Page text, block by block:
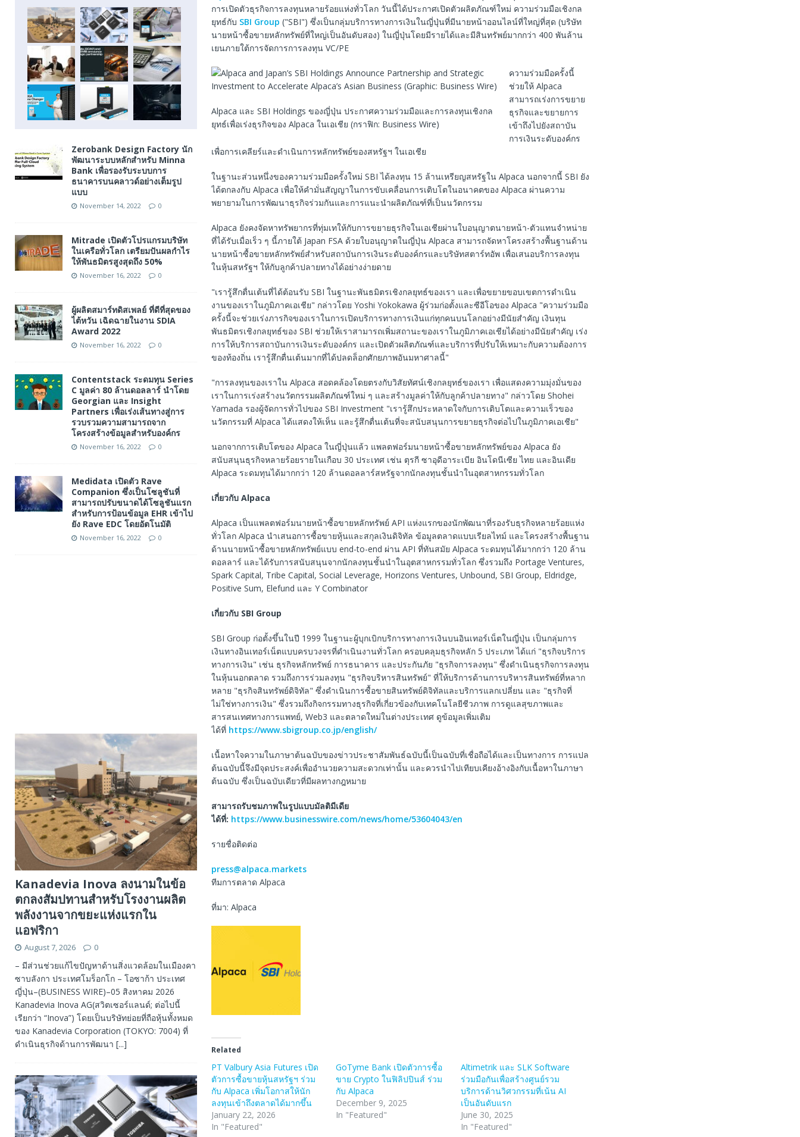
การเปิดตัวธุรกิจการลงทุนหลายร้อยแห่งทั่วโลก วันนี้ได้ประกาศเปิดตัวผลิตภัณฑ์ใหม่ ความร่วมมือเชิงกล
ยุทธ์กับ SBI Group ("SBI") ซึ่งเป็นกลุ่มบริการทางการเงินในญี่ปุ่นที่มีนายหน้าออนไลน์ที่ใหญ่ที่สุด (บริษัท
นายหน้าซื้อขายหลักทรัพย์ที่ใหญ่เป็นอันดับสอง) ในญี่ปุ่นโดยมีรายได้และมีสินทรัพย์มากกว่า 400 พันล้าน
เยนภายใต้การจัดการการลงทุน VC/PE
Alpaca และ SBI Holdings ของญี่ปุ่น ประกาศความร่วมมือและการลงทุนเชิงกล
ยุทธ์เพื่อเร่งธุรกิจของ Alpaca ในเอเชีย (กราฟิก: Business Wire)
ความร่วมมือครั้งนี้
ช่วยให้ Alpaca
สามารถเร่งการขยาย
ธุรกิจและขยายการ
เข้าถึงไปยังสถาบัน
การเงินระดับองค์กร
เพื่อการเคลียร์และดำเนินการหลักทรัพย์ของสหรัฐฯ ในเอเชีย
ในฐานะส่วนหนึ่งของความร่วมมือครั้งใหม่ SBI ได้ลงทุน 15 ล้านเหรียญสหรัฐใน Alpaca นอกจากนี้ SBI ยัง
ได้ตกลงกับ Alpaca เพื่อให้คำมั่นสัญญาในการขับเคลื่อนการเติบโตในอนาคตของ Alpaca ผ่านความ
พยายามในการพัฒนาธุรกิจร่วมกันและการแนะนำผลิตภัณฑ์ที่เป็นนวัตกรรม
Alpaca ยังคงจัดหาทรัพยากรที่ทุ่มเทให้กับการขยายธุรกิจในเอเชียผ่านใบอนุญาตนายหน้า-ตัวแทนจำหน่าย
ที่ได้รับเมื่อเร็ว ๆ นี้ภายใต้ Japan FSA ด้วยใบอนุญาตในญี่ปุ่น Alpaca สามารถจัดหาโครงสร้างพื้นฐานด้าน
นายหน้าซื้อขายหลักทรัพย์สำหรับสถาบันการเงินระดับองค์กรและบริษัทสตาร์ทอัพ เพื่อเสนอบริการลงทุน
ในหุ้นสหรัฐฯ ให้กับลูกค้าปลายทางได้อย่างง่ายดาย
"เรารู้สึกตื่นเต้นที่ได้ต้อนรับ SBI ในฐานะพันธมิตรเชิงกลยุทธ์ของเรา และเพื่อขยายขอบเขตการดำเนิน
งานของเราในภูมิภาคเอเชีย" กล่าวโดย Yoshi Yokokawa ผู้ร่วมก่อตั้งและซีอีโอของ Alpaca "ความร่วมมือ
ครั้งนี้จะช่วยเร่งภารกิจของเราในการเปิดบริการทางการเงินแก่ทุกคนบนโลกอย่างมีนัยสำคัญ เงินทุน
พันธมิตรเชิงกลยุทธ์ของ SBI ช่วยให้เราสามารถเพิ่มสถานะของเราในภูมิภาคเอเชียได้อย่างมีนัยสำคัญ เร่ง
การให้บริการสถาบันการเงินระดับองค์กร และเปิดตัวผลิตภัณฑ์และบริการที่ปรับให้เหมาะกับความต้องการ
ของท้องถิ่น เรารู้สึกตื่นเต้นมากที่ได้ปลดล็อกศักยภาพอันมหาศาลนี้"
"การลงทุนของเราใน Alpaca สอดคล้องโดยตรงกับวิสัยทัศน์เชิงกลยุทธ์ของเรา เพื่อแสดงความมุ่งมั่นของ
เราในการเร่งสร้างนวัตกรรมผลิตภัณฑ์ใหม่ ๆ และสร้างมูลค่าให้กับลูกค้าปลายทาง" กล่าวโดย Shohei
Yamada รองผู้จัดการทั่วไปของ SBI Investment "เรารู้สึกประหลาดใจกับการเติบโตและความเร็วของ
นวัตกรรมที่ Alpaca ได้แสดงให้เห็น และรู้สึกตื่นเต้นที่จะสนับสนุนการขยายธุรกิจต่อไปในภูมิภาคเอเชีย"
นอกจากการเติบโตของ Alpaca ในญี่ปุ่นแล้ว แพลตฟอร์มนายหน้าซื้อขายหลักทรัพย์ของ Alpaca ยัง
สนับสนุนธุรกิจหลายร้อยรายในเกือบ 30 ประเทศ เช่น ตุรกี ซาอุดีอาระเบีย อินโดนีเซีย ไทย และอินเดีย
Alpaca ระดมทุนได้มากกว่า 120 ล้านดอลลาร์สหรัฐจากนักลงทุนชั้นนำในอุตสาหกรรมทั่วโลก
เกี่ยวกับAlpaca
Alpaca เป็นแพลตฟอร์มนายหน้าซื้อขายหลักทรัพย์ API แห่งแรกของนักพัฒนาที่รองรับธุรกิจหลายร้อยแห่ง
ทั่วโลก Alpaca นำเสนอการซื้อขายหุ้นและสกุลเงินดิจิทัล ข้อมูลตลาดแบบเรียลไทม์ และโครงสร้างพื้นฐาน
ด้านนายหน้าซื้อขายหลักทรัพย์แบบ end-to-end ผ่าน API ที่ทันสมัย Alpaca ระดมทุนได้มากกว่า 120 ล้าน
ดอลลาร์ และได้รับการสนับสนุนจากนักลงทุนชั้นนำในอุตสาหกรรมทั่วโลก ซึ่งรวมถึง Portage Ventures,
Spark Capital, Tribe Capital, Social Leverage, Horizons Ventures, Unbound, SBI Group, Eldridge,
Positive Sum, Elefund และ Y Combinator
เกี่ยวกับSBI Group
SBI Group ก่อตั้งขึ้นในปี 1999 ในฐานะผู้บุกเบิกบริการทางการเงินบนอินเทอร์เน็ตในญี่ปุ่น เป็นกลุ่มการ
เงินทางอินเทอร์เน็ตแบบครบวงจรที่ดำเนินงานทั่วโลก ครอบคลุมธุรกิจหลัก 5 ประเภท ได้แก่ "ธุรกิจบริการ
ทางการเงิน" เช่น ธุรกิจหลักทรัพย์ การธนาคาร และประกันภัย "ธุรกิจการลงทุน" ซึ่งดำเนินธุรกิจการลงทุน
ในหุ้นนอกตลาด รวมถึงการร่วมลงทุน "ธุรกิจบริหารสินทรัพย์" ที่ให้บริการด้านการบริหารสินทรัพย์ที่หลาก
หลาย "ธุรกิจสินทรัพย์ดิจิทัล" ซึ่งดำเนินการซื้อขายสินทรัพย์ดิจิทัลและบริการแลกเปลี่ยน และ "ธุรกิจที่
ไม่ใช่ทางการเงิน" ซึ่งรวมถึงกิจกรรมทางธุรกิจที่เกี่ยวข้องกับเทคโนโลยีชีวภาพ การดูแลสุขภาพและ
สารสนเทศทางการแพทย์, Web3 และตลาดใหม่ในต่างประเทศ ดูข้อมูลเพิ่มเติม
ได้ที่ https://www.sbigroup.co.jp/english/
เนื้อหาใจความในภาษาต้นฉบับของข่าวประชาสัมพันธ์ฉบับนี้เป็นฉบับที่เชื่อถือได้และเป็นทางการ การแปล
ต้นฉบับนี้จึงมีจุดประสงค์เพื่ออำนวยความสะดวกเท่านั้น และควรนำไปเทียบเคียงอ้างอิงกับเนื้อหาในภาษา
ต้นฉบับ ซึ่งเป็นฉบับเดียวที่มีผลทางกฎหมาย
สามารถรับชมภาพในรูปแบบมัลติมีเดีย
ได้ที่: https://www.businesswire.com/news/home/53604043/en
รายชื่อติดต่อ
press@alpaca.markets
ทีมการตลาด Alpaca
ที่มา: Alpaca
Related
PT Valbury Asia Futures เปิด
ตัวการซื้อขายหุ้นสหรัฐฯ ร่วม
กับ Alpaca เพิ่มโอกาสให้นัก
ลงทุนเข้าถึงตลาดได้มากขึ้น
January 22, 2026
In "Featured"
GoTyme Bank เปิดตัวการซื้อ
ขาย Crypto ในฟิลิปปินส์ ร่วม
กับ Alpaca
December 9, 2025
In "Featured"
Altimetrik และ SLK Software
ร่วมมือกันเพื่อสร้างศูนย์รวม
บริการด้านวิศวกรรมที่เน้น AI
เป็นอันดับแรก
June 30, 2025
In "Featured"
Zerobank Design Factory นัก
พัฒนาระบบหลักสำหรับ Minna
Bank เพื่อรองรับระบบการ
ธนาคารบนคลาวด์อย่างเต็มรูป
แบบ
November 14, 2022 0
Mitrade เปิดตัวโปรแกรมบริษัท
ในเครือทั่วโลก เตรียมปันผลกำไร
ให้พันธมิตรสูงสุดถึง 50%
November 16, 2022 0
ผู้ผลิตสมาร์ทดิสเพลย์ ที่ดีที่สุดของ
ไต้หวัน เฉิดฉายในงาน SDIA
Award 2022
November 16, 2022 0
Contentstack ระดมทุน Series
C มูลค่า 80 ล้านดอลลาร์ นำโดย
Georgian และ Insight
Partners เพื่อเร่งเส้นทางสู่การ
รวบรวมความสามารถจาก
โครงสร้างข้อมูลสำหรับองค์กร
November 16, 2022 0
Medidata เปิดตัว Rave
Companion ซึ่งเป็นโซลูชันที่
สามารถปรับขนาดได้โซลูชันแรก
สำหรับการป้อนข้อมูล EHR เข้าไป
ยัง Rave EDC โดยอัตโนมัติ
November 16, 2022 0
Kanadevia Inova ลงนามในข้อ
ตกลงสัมปทานสำหรับโรงงานผลิต
พลังงานจากขยะแห่งแรกใน
แอฟริกา
August 7, 2026 0
– มีส่วนช่วยแก้ไขปัญหาด้านสิ่งแวดล้อมในเมืองคา
ซาบลังกา ประเทศโมร็อกโก – โอซาก้า ประเทศ
ญี่ปุ่น–(BUSINESS WIRE)–05 สิงหาคม 2026
Kanadevia Inova AG(สวิตเซอร์แลนด์; ต่อไปนี้
เรียกว่า “Inova”) โดยเป็นบริษัทย่อยที่ถือหุ้นทั้งหมด
ของ Kanadevia Corporation (TOKYO: 7004) ที่
ดำเนินธุรกิจด้านการพัฒนา [...]